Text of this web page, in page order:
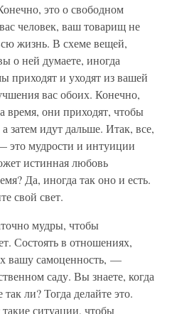
это о свободном
человек, ваш товарищ не
жизнь. В схеме вещей,
о ней думаете, иногда
приходят и уходят из вашей
вас обоих. Конечно,
время, они приходят, чтобы
затем идут дальше. Итак, все,
это мудрости и интуиции
истинная любовь
Да, иногда так оно и есть.
свой свет.
мудры, чтобы
Состоять в отношениях,
вашу самоценность, —
саду. Вы знаете, когда
ли? Тогда делайте это.
ситуации, чтобы